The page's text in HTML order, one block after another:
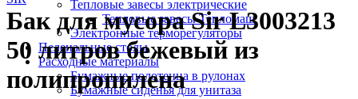
Тепловые завесы электрические
Тепловые завесы Тепломаш
Электронные терморегуляторы
Пеленальные столы
Расходные материалы
Бумажные полотенца в рулонах
Бумажные сиденья для унитаза
Бак для мусора Sir L3003213
50 литров бежевый из
полипропилена